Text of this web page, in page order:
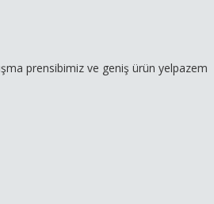
ve geniş ürün yelpazemizle